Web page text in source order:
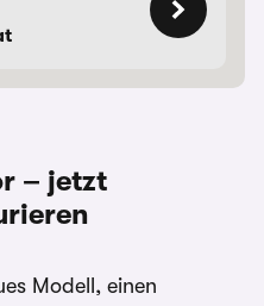
– jetzt
Modell, einen